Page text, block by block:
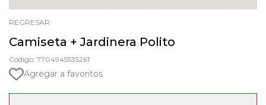
REGRESAR
Camiseta + Jardinera Polito
Código: 7704945535261
Agregar a favoritos